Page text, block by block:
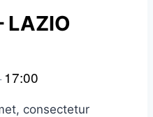
LAZIO
17:00
consectetur